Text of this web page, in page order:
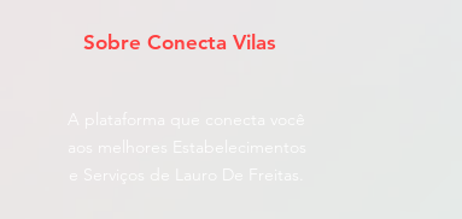
Sobre Conecta Vilas
A plataforma que conecta você
aos melhores Estabelecimentos